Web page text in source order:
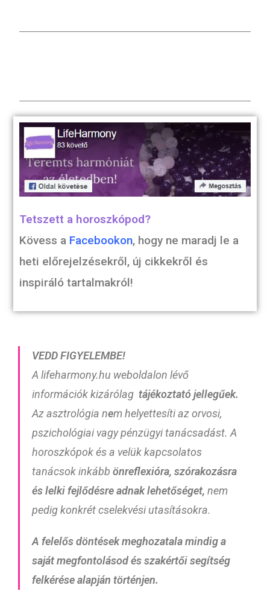
Tetszett a horoszkópod?
Kövess a Facebookon, hogy ne maradj le a
heti előrejelzésekről, új cikkekről és
inspiráló tartalmakról!
VEDD FIGYELEMBE!
A lifeharmony.hu weboldalon lévő
információk kizárólagtájékoztató jellegűek.
Az asztrológia nem helyettesíti az orvosi,
pszichológiai vagy pénzügyi tanácsadást. A
horoszkópok és a velük kapcsolatos
tanácsok inkábbönreflexióra, szórakozásra
és lelki fejlődésre adnak lehetőséget, nem
pedig konkrét cselekvési utasításokra.
A felelős döntések meghozatala mindig a
saját megfontolásod és szakértői segítség
felkérése alapján történjen.